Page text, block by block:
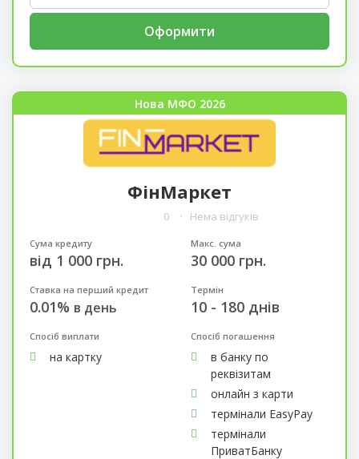
Оформити
Нова МФО 2026
ФінМаркет
0 Нема відгуків
Сума кредиту
від 1 000 грн.
Макс. сума
30 000 грн.
Ставка на перший кредит
0.01% в день
Термін
10 - 180 днів
Спосіб виплати
на картку
Спосіб погашення
в банку по
реквізитам
онлайн з карти
термінали EasyPay
термінали
ПриватБанку